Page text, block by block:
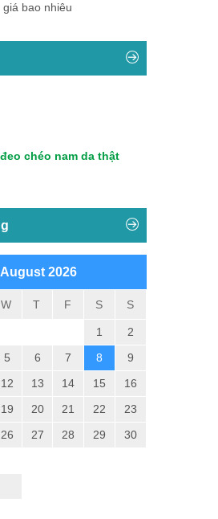
giá bao nhiêu
chéo nam da thật
August 2026
W T F S S
1
2
5 6 7 8
9
12 13 14 15
16
19 20 21 22
23
26 27 28 29
30